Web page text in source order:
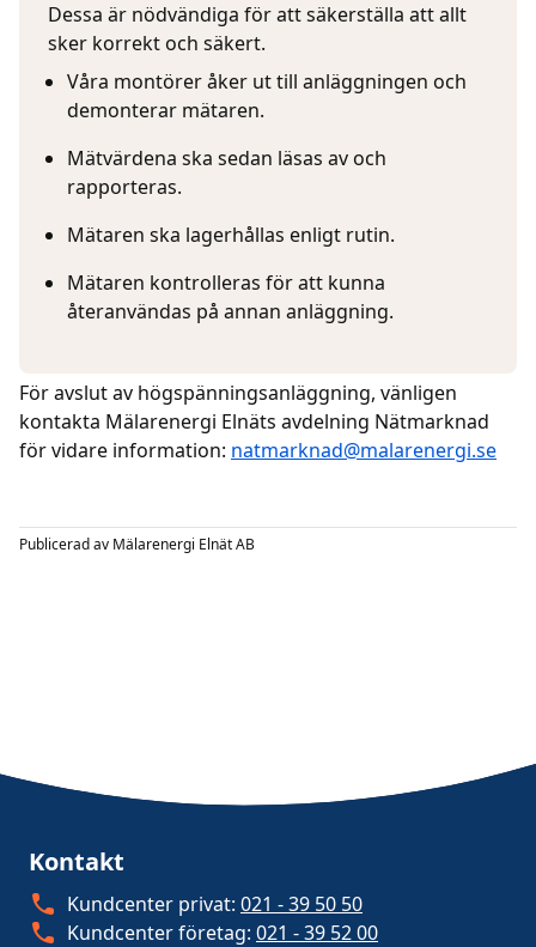
Dessa är nödvändiga för att säkerställa att allt
sker korrekt och säkert.
Våra montörer åker ut till anläggningen och
demonterar mätaren.
Mätvärdena ska sedan läsas av och
rapporteras.
Mätaren ska lagerhållas enligt rutin.
Mätaren kontrolleras för att kunna
återanvändas på annan anläggning.
För avslut av högspänningsanläggning, vänligen
kontakta Mälarenergi Elnäts avdelning Nätmarknad
för vidare information: natmarknad@malarenergi.se
Publicerad av Mälarenergi Elnät AB
Kontakt
Kundcenter privat: 021 - 39 50 50
Kundcenter företag: 021 - 39 52 00